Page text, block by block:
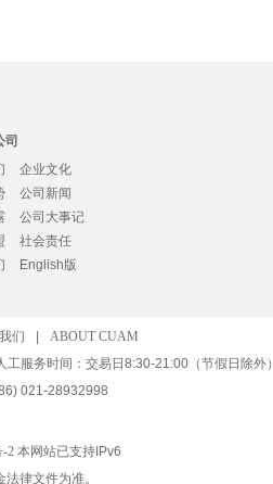
司
企业文化
公司新闻
公司大事记
社会责任
English版
们
ABOUT CUAM
服务时间：交易日8:30-21:00（节假日除外）
021-28932998
-2 本网站已支持IPv6
律文件为准。